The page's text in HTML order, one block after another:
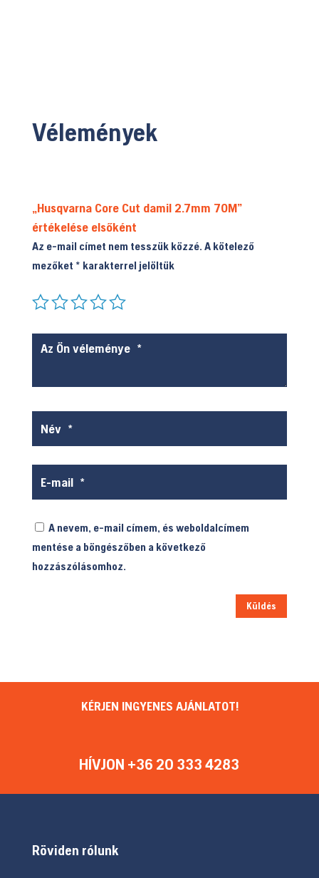
Vélemények
„Husqvarna Core Cut damil 2.7mm 70M”
értékelése elsőként
Az e-mail címet nem tesszük közzé. A kötelező
mezőket * karakterrel jelöltük
A nevem, e-mail címem, és weboldalcímem
mentése a böngészőben a következő
hozzászólásomhoz.
Küldés
KÉRJEN INGYENES AJÁNLATOT!
HÍVJON +36 20 333 4283
Röviden rólunk